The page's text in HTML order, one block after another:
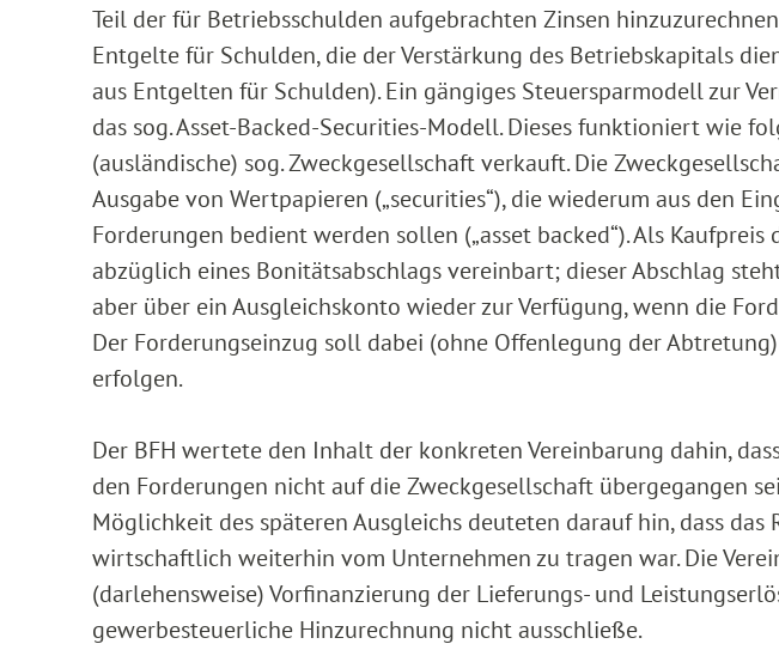
Teil der für Betriebsschulden aufgebrachten Zinsen
Entgelte für Schulden, die der Verstärkung des Betriebskapitals
aus Entgelten für Schulden). Ein gängiges Steuersparmodell zur
das sog. Asset-Backed-Securities-Modell. Dieses funktioniert wie
(ausländische) sog. Zweckgesellschaft verkauft. Die
Ausgabe von Wertpapieren („securities“), die wiederum aus den
Forderungen bedient werden sollen („asset backed“). Als
abzüglich eines Bonitätsabschlags vereinbart; dieser Abschlag
aber über ein Ausgleichskonto wieder zur Verfügung, wenn die
Der Forderungseinzug soll dabei (ohne Offenlegung der
erfolgen.
Der BFH wertete den Inhalt der konkreten Vereinbarung dahin,
den Forderungen nicht auf die Zweckgesellschaft übergegangen
Möglichkeit des späteren Ausgleichs deuteten darauf hin, dass das
wirtschaftlich weiterhin vom Unternehmen zu tragen war. Die
(darlehensweise) Vorfinanzierung der Lieferungs- und
gewerbesteuerliche Hinzurechnung nicht ausschließe.